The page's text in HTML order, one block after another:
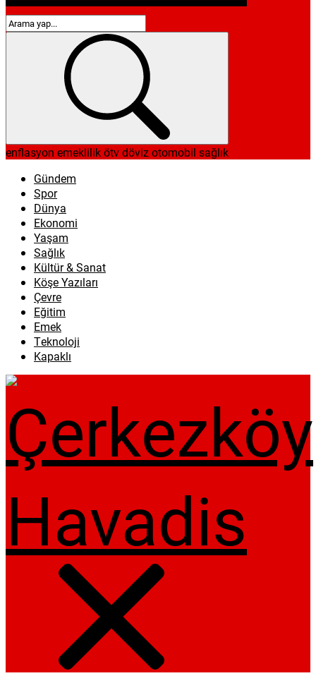
enflasyon emeklilikötvdövizotomobil sağlık
Gündem
Spor
Dünya
Ekonomi
Yaşam
Sağlık
Kültür & Sanat
Köşe Yazıları
Çevre
Eğitim
Emek
Teknoloji
Kapaklı